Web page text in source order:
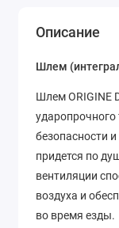
Описание
Шлем
Шлем ORIGINE
безопасности
придется по
вентиляции
воздуха и
во время езды.